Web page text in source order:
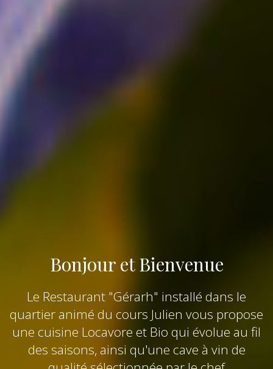
Bonjour et Bienvenue
Le Restaurant "Gérarh" installé dans le
quartier animé du cours Julien vous propose
une cuisine Locavore et Bio qui évolue au fil
des saisons, ainsi qu'une cave à vin de